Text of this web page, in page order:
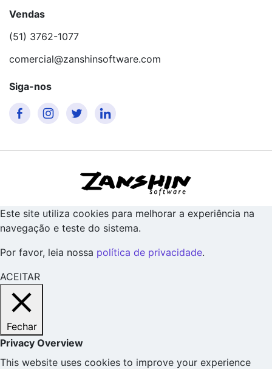
Vendas
(51) 3762-1077
comercial@zanshinsoftware.com
Siga-nos
Este site utiliza cookies para melhorar a experiência na
navegação e teste do sistema.
Por favor, leia nossa política de privacidade.
ACEITAR
Fechar
Privacy Overview
This website uses cookies to improve your experience